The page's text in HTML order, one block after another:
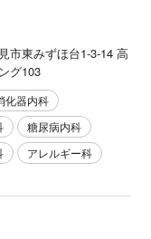
市東みずほ台1-3-14 高
グ103
化器内科
糖尿病内科
アレルギー科